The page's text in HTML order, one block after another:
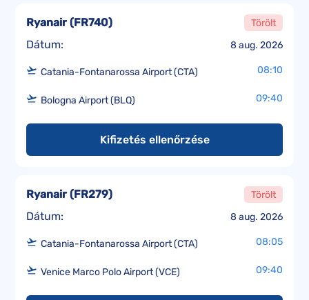
Dátum: 8 aug. 2026
Ryanair(FR740) Törölt
Catania-Fontanarossa Airport (CTA) 08:10
Bologna Airport (BLQ) 09:40
Kifizetés ellenőrzése
Dátum: 8 aug. 2026
Ryanair(FR279) Törölt
Catania-Fontanarossa Airport (CTA) 08:05
Venice Marco Polo Airport (VCE) 09:40